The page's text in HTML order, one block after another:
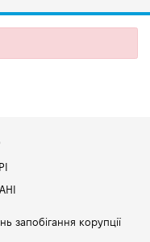
запобігання корупції